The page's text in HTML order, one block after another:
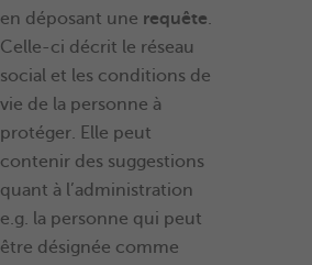
en déposant une requête.
Celle-ci décrit le réseau
social et les conditions de
vie de la personne à
protéger. Elle peut
contenir des suggestions
quant à l’administration
e.g. la personne qui peut
être désignée comme